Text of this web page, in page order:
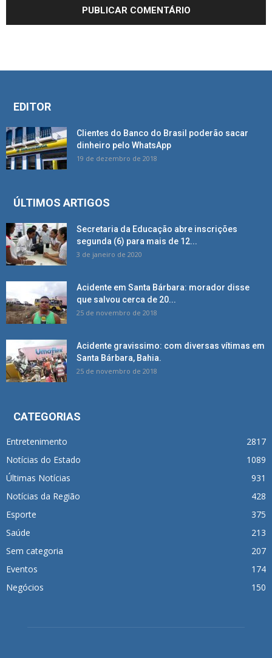
EDITOR
Clientes do Banco do Brasil poderão sacar
dinheiro pelo WhatsApp
19 de dezembro de 2018
ÚLTIMOS ARTIGOS
Secretaria da Educação abre inscrições
segunda (6) para mais de 12...
3 de janeiro de 2020
Acidente em Santa Bárbara: morador disse
que salvou cerca de 20...
25 de novembro de 2018
Acidente gravissimo: com diversas vítimas em
Santa Bárbara, Bahia.
25 de novembro de 2018
CATEGORIAS
Entretenimento
2817
Notícias do Estado
1089
Últimas Notícias
931
Notícias da Região
428
Esporte
375
Saúde
213
Sem categoria
207
Eventos
174
Negócios
150